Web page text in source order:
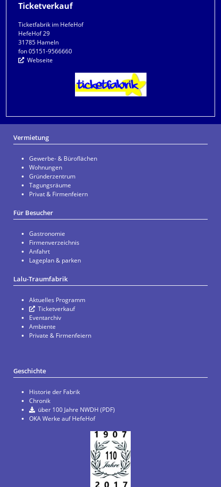
Ticketverkauf
Ticketfabrik im HefeHof
HefeHof 29
31785 Hameln
fon 05151-9566660
Webseite
Vermietung
Gewerbe- & Büroflächen
Wohnungen
Gründerzentrum
Tagungsräume
Privat & Firmenfeiern
Für Besucher
Gastronomie
Firmenverzeichnis
Anfahrt
Lageplan & parken
Lalu-Traumfabrik
Aktuelles Programm
Ticketverkauf
Eventarchiv
Ambiente
Private & Firmenfeiern
Geschichte
Historie der Fabrik
Chronik
über 100 Jahre NWDH (PDF)
OKA Werke auf HefeHof